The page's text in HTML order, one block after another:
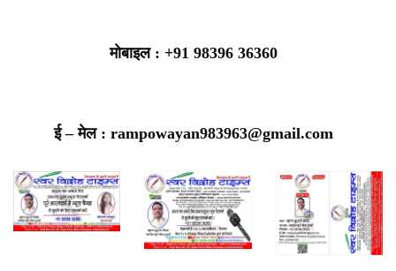
मोबाइल : +91 98396 36360
ई – मेल : rampowayan983963@gmail.com